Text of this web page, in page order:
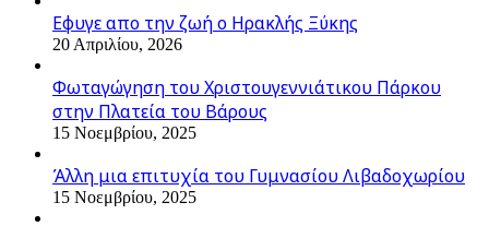
Εφυγε απο την ζωή o Ηρακλής Ξύκης
20 Απριλίου, 2026
Φωταγώγηση του Χριστουγεννιάτικου Πάρκου
στην Πλατεία του Βάρους
15 Νοεμβρίου, 2025
Άλλη μια επιτυχία του Γυμνασίου Λιβαδοχωρίου
15 Νοεμβρίου, 2025